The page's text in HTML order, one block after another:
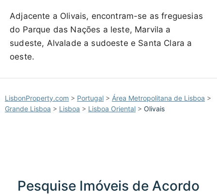
Adjacente a Olivais, encontram-se as freguesias
do Parque das Nações a leste, Marvila a
sudeste, Alvalade a sudoeste e Santa Clara a
oeste.
LisbonProperty.com > Portugal > Área Metropolitana de Lisboa >
Grande Lisboa > Lisboa > Lisboa Oriental > Olivais
Pesquise Imóveis de Acordo